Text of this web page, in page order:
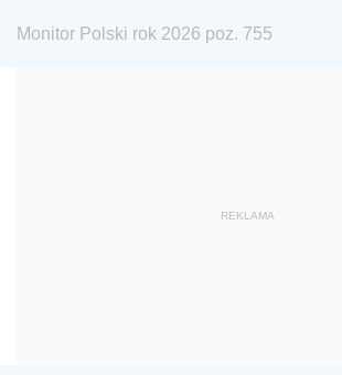
1987 1986
1971
Monitor Polski rok 2026 poz. 755
REKLAMA